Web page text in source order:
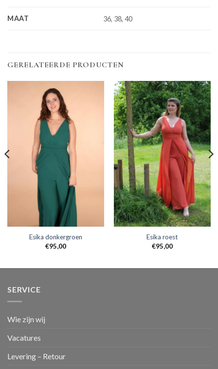
MAAT 36, 38, 40
GERELATEERDE PRODUCTEN
Esika donkergroen
€95,00
Esika roest
€95,00
SERVICE
Wie zijn wij
Vacatures
Levering – Retour